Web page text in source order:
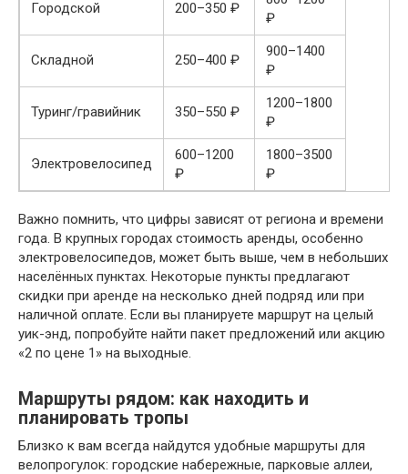
Городской 200–350 ₽
₽
Складной 250–400 ₽
900–1400
₽
Туринг/гравийник 350–550 ₽
1200–1800
₽
Электровелосипед
600–1200
₽
1800–3500
₽
Важно помнить, что цифры зависят от региона и времени
года. В крупных городах стоимость аренды, особенно
электровелосипедов, может быть выше, чем в небольших
населённых пунктах. Некоторые пункты предлагают
скидки при аренде на несколько дней подряд или при
наличной оплате. Если вы планируете маршрут на целый
уик-энд, попробуйте найти пакет предложений или акцию
«2 по цене 1» на выходные.
Маршруты рядом: как находить и
планировать тропы
Близко к вам всегда найдутся удобные маршруты для
велопрогулок: городские набережные, парковые аллеи,